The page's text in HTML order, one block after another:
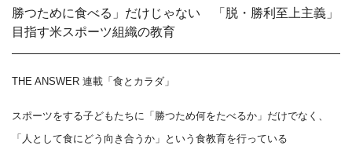
勝つために食べる」だけじゃない 「脱・勝利至上主義」
目指す米スポーツ組織の教育
THE ANSWER 連載「食とカラダ」
スポーツをする子どもたちに「勝つため何をたべるか」だけでなく、
「人として食にどう向き合うか」という食教育を行っている